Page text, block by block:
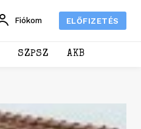
Fiókom ELŐFIZETÉS
SZPSZ AKB